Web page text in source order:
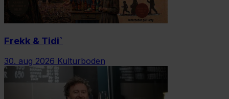
Frekk & Tidi`
30. aug 2026 Kulturboden